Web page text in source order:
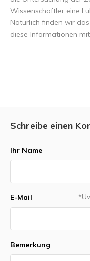
Wissenschaftler eine
Natürlich finden wir
diese Informationen
Schreibe einen
Ihr Name
E-Mail
Bemerkung